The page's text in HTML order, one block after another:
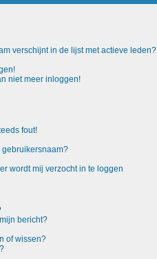
verschijnt in de lijst met actieve leden?
niet meer inloggen!
fout!
gebruikersnaam?
wordt mij verzocht in te loggen
bericht?
of wissen?